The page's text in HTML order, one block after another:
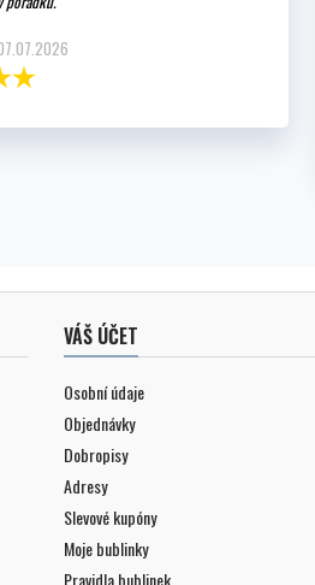
VÁŠ ÚČET
Osobní údaje
Objednávky
Dobropisy
Adresy
Slevové kupóny
Moje bublinky
Pravidla bublinek